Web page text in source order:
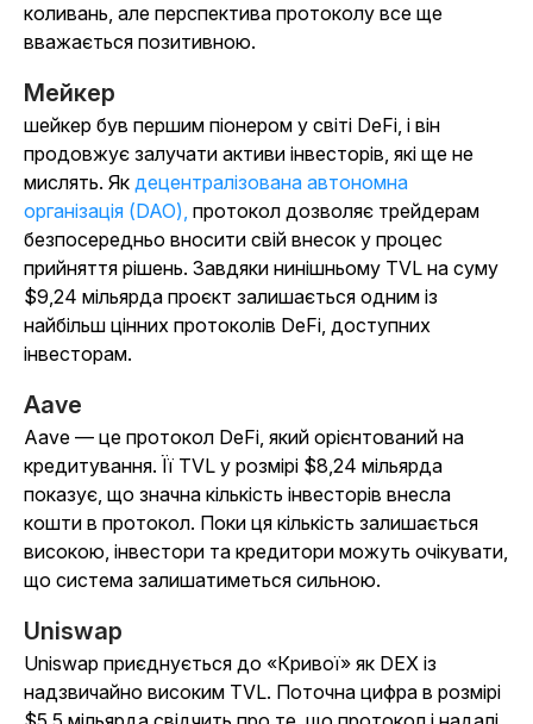
коливань, але перспектива протоколу все ще
вважається позитивною.
Мейкер
шейкер був першим піонером у світі DeFi, і він
продовжує залучати активи інвесторів, які ще не
мислять. Як децентралізована автономна
організація (DAO), протокол дозволяє трейдерам
безпосередньо вносити свій внесок у процес
прийняття рішень. Завдяки нинішньому TVL на суму
$9,24 мільярда проєкт залишається одним із
найбільш цінних протоколів DeFi, доступних
інвесторам.
Aave
Aave — це протокол DeFi, який орієнтований на
кредитування. Її TVL у розмірі $8,24 мільярда
показує, що значна кількість інвесторів внесла
кошти в протокол. Поки ця кількість залишається
високою, інвестори та кредитори можуть очікувати,
що система залишатиметься сильною.
Uniswap
Uniswap приєднується до «Кривої» як DEX із
надзвичайно високим TVL. Поточна цифра в розмірі